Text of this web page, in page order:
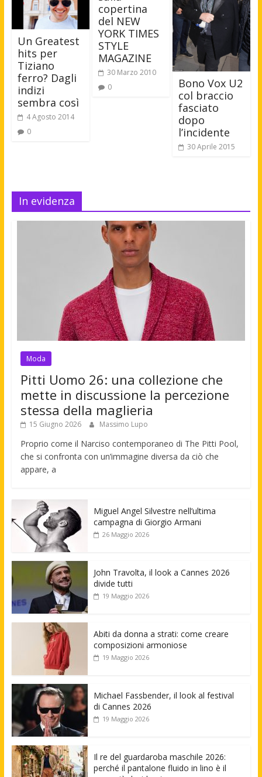
Un Greatest
hits per
Tiziano
ferro? Dagli
indizi
sembra così
4 Agosto 2014
0
copertina
del NEW
YORK TIMES
STYLE
MAGAZINE
30 Marzo 2010
0
Bono Vox U2
col braccio
fasciato
dopo
l’incidente
30 Aprile 2015
In evidenza
Moda
Pitti Uomo 26: una collezione che
mette in discussione la percezione
stessa della maglieria
15 Giugno 2026 Massimo Lupo
Proprio come il Narciso contemporaneo di The Pitti Pool,
che si confronta con un’immagine diversa da ciò che
appare, a
Miguel Angel Silvestre nell’ultima
campagna di Giorgio Armani
26 Maggio 2026
John Travolta, il look a Cannes 2026
divide tutti
19 Maggio 2026
Abiti da donna a strati: come creare
composizioni armoniose
19 Maggio 2026
Michael Fassbender, il look al festival
di Cannes 2026
19 Maggio 2026
Il re del guardaroba maschile 2026:
perché il pantalone fluido in lino è il